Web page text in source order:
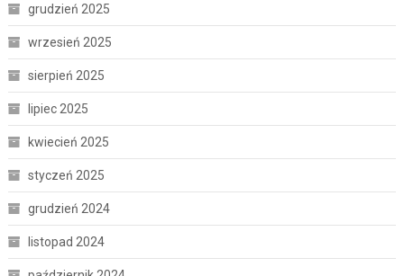
grudzień 2025
wrzesień 2025
sierpień 2025
lipiec 2025
kwiecień 2025
styczeń 2025
grudzień 2024
listopad 2024